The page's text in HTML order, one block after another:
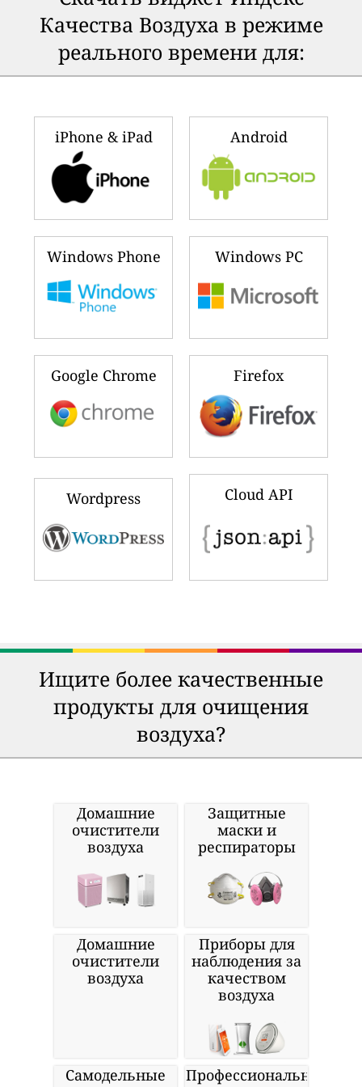
Качества Воздуха в режиме
реального времени для:
iPhone & iPad Android
Windows Phone Windows PC
Google Chrome Firefox
Wordpress Cloud API
Ищите более качественные
продукты для очищения
воздуха?
Домашние
очистители
воздуха
Защитные
маски и
респираторы
Домашние
очистители
воздуха
Приборы для
наблюдения за
качеством
воздуха
Самодельные
Профессиональные